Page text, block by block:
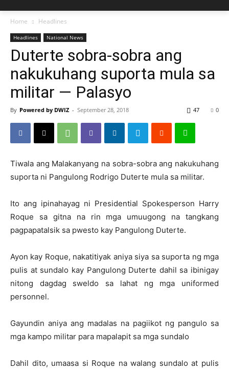
Home Headlines
Headlines National News
Duterte sobra-sobra ang
nakukuhang suporta mula sa
militar — Palasyo
By Powered by DWIZ - September 28, 2018 0
47
Tiwala ang Malakanyang na sobra-sobra ang nakukuhang
suporta ni Pangulong Rodrigo Duterte mula sa militar.
Ito ang ipinahayag ni Presidential Spokesperson Harry
Roque sa gitna na rin mga umuugong na tangkang
pagpapatalsik sa pwesto kay Pangulong Duterte.
Ayon kay Roque, nakatitiyak aniya siya sa suporta ng mga
pulis at sundalo kay Pangulong Duterte dahil sa ibinigay
nitong dagdag sweldo sa lahat ng mga uniformed
personnel.
Gayundin aniya ang madalas na pagiikot ng pangulo sa
mga kampo militar para mapalapit sa mga sundalo
Dahil dito, umaasa si Roque na walang sundalo at pulis